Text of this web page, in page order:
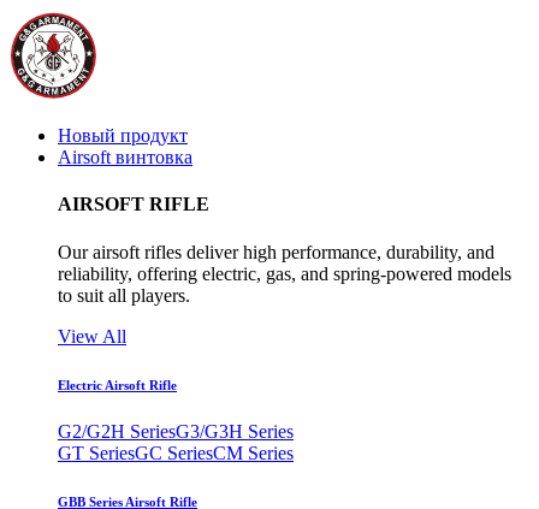
Новый продукт
Airsoft винтовка
AIRSOFT RIFLE
Our airsoft rifles deliver high performance, durability, and
reliability, offering electric, gas, and spring-powered models
to suit all players.
View All
Electric Airsoft Rifle
G2/G2H SeriesG3/G3H Series
GT SeriesGC SeriesCM Series
GBB Series Airsoft Rifle